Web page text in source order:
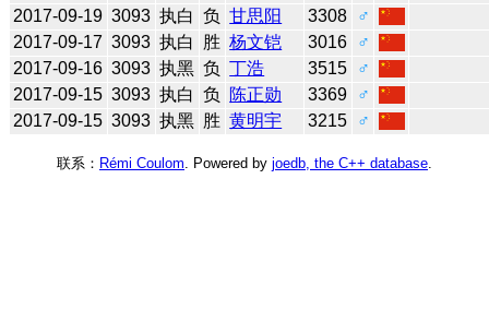
2017-09-19 3093 执白 负 甘思阳 3308
♂
2017-09-17 3093 执白 胜 杨文铠 3016
♂
2017-09-16 3093 执黑 负 丁浩 3515
♂
2017-09-15 3093 执白 负 陈正勋 3369
♂
2017-09-15 3093 执黑 胜 黄明宇 3215 ♂
联系： Rémi Coulom . Powered by joedb, the C++ database